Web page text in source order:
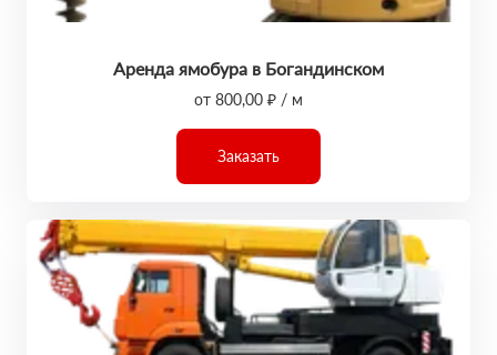
Аренда ямобура в Богандинском
от 800,00 ₽ / м
Заказать